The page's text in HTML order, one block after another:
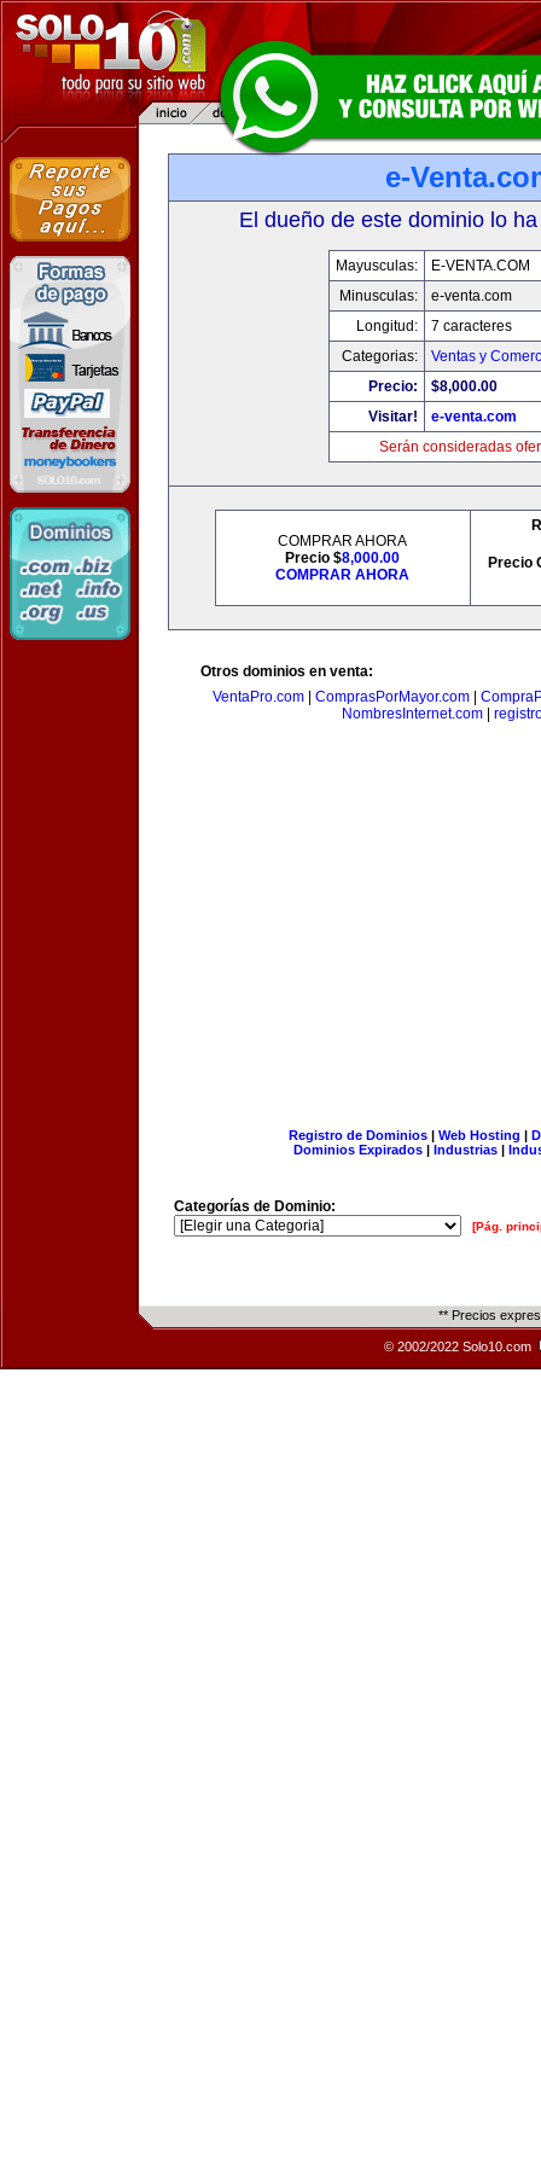
e-
El dueño de este dominio lo
Mayusculas:
E-VENTA.COM
Minusculas:
e-venta.com
Longitud:
7 caracteres
Categorias:
Ventas y
Precio:
$8,000.00
Visitar!
e-venta.com
Serán consideradas
COMPRAR AHORA
Precio $8,000.00
COMPRAR AHORA
Precio
Otros dominios en venta:
VentaPro.com| ComprasPorMayor.com|
NombresInternet.com
Registro de Dominios| Web Hosting |
Dominios Expirados | Industrias |
Categorías de Dominio:
[Pág.
** Precios
© 2002/2022 Solo10.com